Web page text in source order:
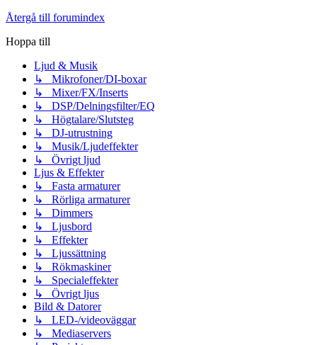
Återgå till forumindex
Hoppa till
Ljud & Musik
↳ Mikrofoner/DI-boxar
↳ Mixer/FX/Inserts
↳ DSP/Delningsfilter/EQ
↳ Högtalare/Slutsteg
↳ DJ-utrustning
↳ Musik/Ljudeffekter
↳ Övrigt ljud
Ljus & Effekter
↳ Fasta armaturer
↳ Rörliga armaturer
↳ Dimmers
↳ Ljusbord
↳ Effekter
↳ Ljussättning
↳ Rökmaskiner
↳ Specialeffekter
↳ Övrigt ljus
Bild & Datorer
↳ LED-/videoväggar
↳ Mediaservers